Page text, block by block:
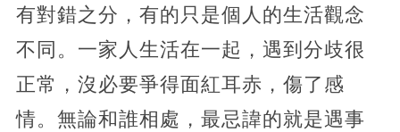
有對錯之分，有的只是個人的生活觀念
不同。一家人生活在一起，遇到分歧很
正常，沒必要爭得面紅耳赤，傷了感
情。無論和誰相處，最忌諱的就是遇事